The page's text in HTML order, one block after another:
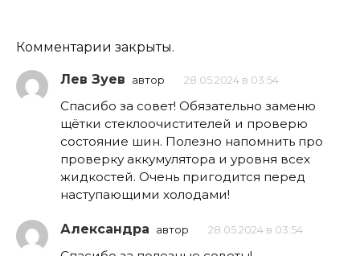
Комментарии закрыты.
Лев Зуев автор 28.05.2024 в 03:54
Спасибо за совет! Обязательно заменю
щётки стеклоочистителей и проверю
состояние шин. Полезно напомнить про
проверку аккумулятора и уровня всех
жидкостей. Очень пригодится перед
наступающими холодами!
Александра автор 28.05.2024 в 03:54